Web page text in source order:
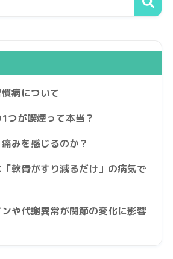
病について
つが喫煙って本当？
みを感じるのか？
軟骨がすり減るだけ」の病気で
や代謝異常が関節の変化に影響